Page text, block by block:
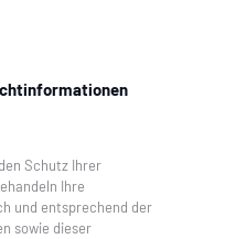
Schutz Ihrer
Ihre
und entsprechend der
sowie dieser